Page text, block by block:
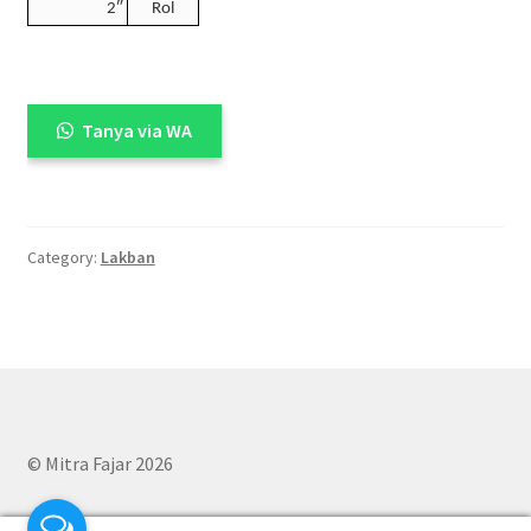
2″ Rol
Tanya via WA
Category: Lakban
© Mitra Fajar 2026